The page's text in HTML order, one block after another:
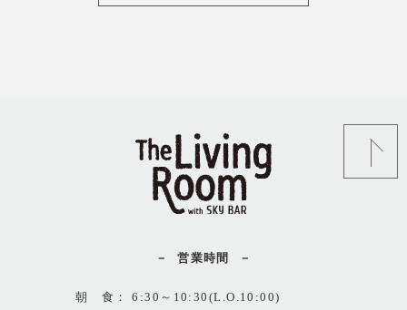
営業時間
朝 食： 6:30～10:30(L.O.10:00)